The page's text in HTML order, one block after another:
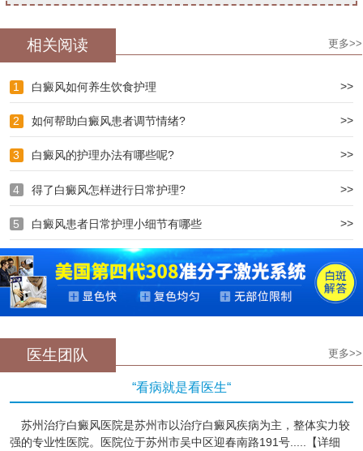
相关阅读 更多>>
1 白癜风如何养生饮食护理 >>
2 如何帮助白癜风患者调节情绪? >>
3 白癜风的护理办法有哪些呢? >>
4 得了白癜风怎样进行日常护理? >>
5 白癜风患者日常护理小细节有哪些 >>
医生团队 更多>>
“看病就是看医生“
苏州治疗白癜风医院是苏州市以治疗白癜风疾病为主，整体实力较
强的专业性医院。医院位于苏州市吴中区迎春南路191号.....【详细